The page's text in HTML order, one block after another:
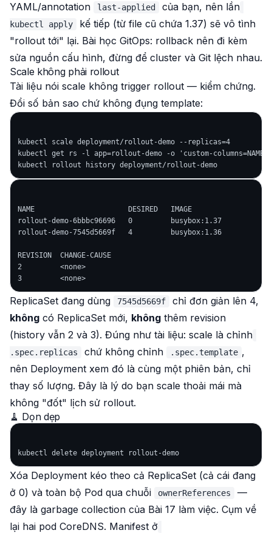
YAML/annotation last-applied của bạn, nên lần
kubectl apply
kế tiếp (từ file cũ chứa 1.37) sẽ vô tình
"rollout tới" lại. Bài học GitOps: rollback nên đi kèm
sửa nguồn cấu hình, đừng để cluster và Git lệch nhau.
Scale không phải rollout
Tài liệu nói scale không trigger rollout — kiểm chứng.
Đổi số bản sao chứ không đụng template:
kubectl scale deployment/rollout-demo --replicas=4
kubectl get rs -l app=rollout-demo -o 'custom-
NAME                      DESIRED   IMAGE
rollout-demo-6bbbc96696   0         busybox:1.37
rollout-demo-7545d5669f   4         busybox:1.36
REVISION  CHANGE-CAUSE
2         <none>
ReplicaSet đang dùng 7545d5669f
chỉ đơn giản lên 4,
không có ReplicaSet mới, không thêm revision
(history vẫn 2 và 3). Đúng như tài liệu: scale là chỉnh
.spec.replicas chứ không chỉnh .spec.template ,
nên Deployment xem đó là cùng một phiên bản, chỉ
thay số lượng. Đây là lý do bạn scale thoải mái mà
không "đốt" lịch sử rollout.
🧹 Dọn dẹp
Xóa Deployment kéo theo cả ReplicaSet (cả cái đang
ở 0) và toàn bộ Pod qua chuỗi
ownerReferences
—
đây là garbage collection của Bài 17 làm việc. Cụm về
lại hai pod CoreDNS. Manifest ở